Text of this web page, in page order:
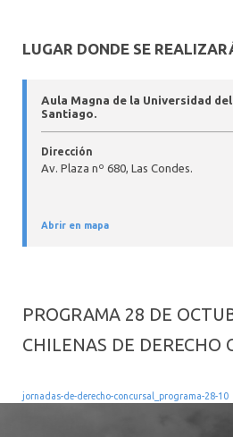
LUGAR DONDE SE
Aula Magna de la Universidad
Santiago.
Dirección
Av. Plaza nº 680, Las Condes.
Abrir en mapa
PROGRAMA 28 DE
CHILENAS DE DERECHO
jornadas-de-derecho-concursal_programa-28-10